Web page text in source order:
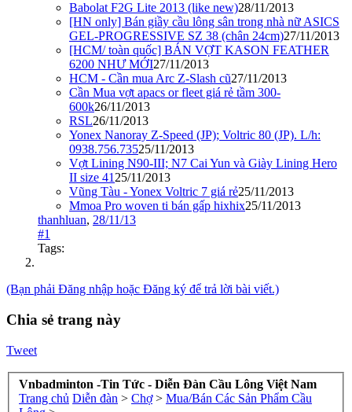
Babolat F2G Lite 2013 (like new)28/11/2013
[HN only] Bán giầy cầu lông sân trong nhà nữ ASICS
GEL-PROGRESSIVE SZ 38 (chân 24cm)27/11/2013
[HCM/ toàn quốc] BÁN VỢT KASON FEATHER
6200 NHƯ MỚI27/11/2013
HCM - Cần mua Arc Z-Slash cũ27/11/2013
Cần Mua vợt apacs or fleet giá rẻ tầm 300-
600k26/11/2013
RSL26/11/2013
Yonex Nanoray Z-Speed (JP); Voltric 80 (JP). L/h:
0938.756.73525/11/2013
Vợt Lining N90-III; N7 Cai Yun và Giày Lining Hero
II size 41 25/11/2013
Vũng Tàu - Yonex Voltric 7 giá rẻ25/11/2013
Mmoa Pro woven ti bán gấp hixhix25/11/2013
thanhluan, 28/11/13
#1
Tags:
(Bạn phải Đăng nhập hoặc Đăng ký để trả lời bài viết.)
Chia sẻ trang này
Tweet
Vnbadminton -Tin Tức - Diễn Đàn Cầu Lông Việt Nam
Trang chủ Diễn đàn > Chợ > Mua/Bán Các Sản Phẩm Cầu